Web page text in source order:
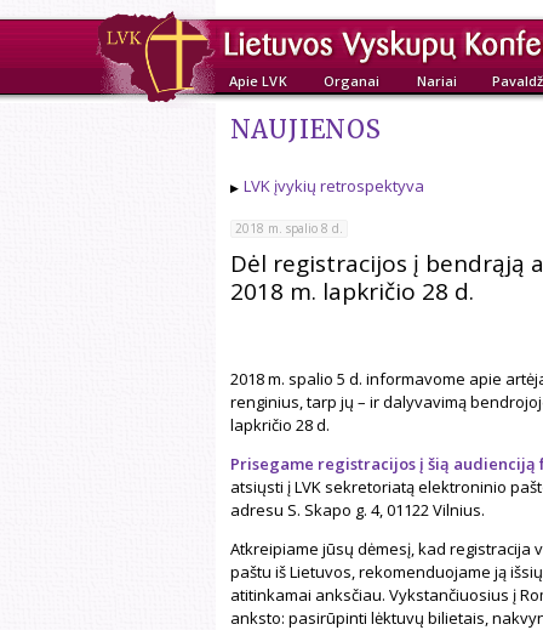
Apie LVK Organai Nariai
NAUJIENOS
LVK įvykių retrospektyva
2018 m. spalio 8 d.
Dėl registracijos į bendrąją
2018 m. lapkričio 28 d.
2018 m. spalio 5 d. informavome apie
renginius, tarp jų – ir dalyvavimą
lapkričio 28 d.
Prisegame registracijos į šią audienciją
atsiųsti į LVK sekretoriatą elektroninio
adresu S. Skapo g. 4, 01122 Vilnius.
Atkreipiame jūsų dėmesį, kad registracija
paštu iš Lietuvos, rekomenduojame ją
atitinkamai anksčiau. Vykstančiuosius į
anksto: pasirūpinti lėktuvų bilietais,